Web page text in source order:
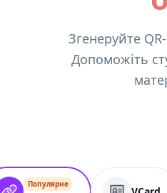
Згенеруйте
Допоможіть
Популярне